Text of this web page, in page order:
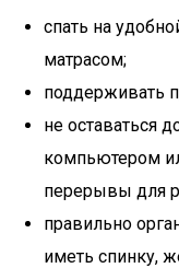
спать на
матрасом;
поддерживать
не оставаться
компьютером
перерывы для
правильно
иметь спинку,